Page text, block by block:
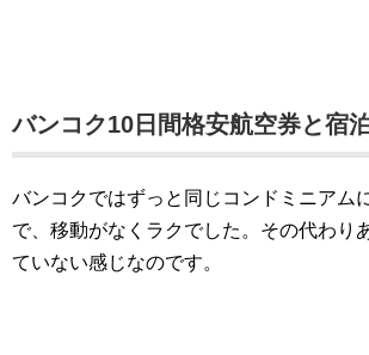
バンコク10日間格安航空券と宿
バンコクではずっと同じコンドミニアム
で、移動がなくラクでした。その代わり
ていない感じなのです。